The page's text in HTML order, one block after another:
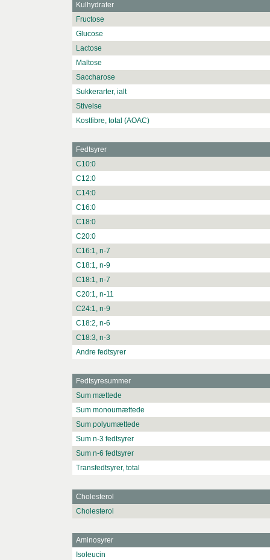
Kulhydrater
Fructose
Glucose
Lactose
Maltose
Saccharose
Sukkerarter, ialt
Stivelse
Kostfibre, total (AOAC)
Fedtsyrer
C10:0
C12:0
C14:0
C16:0
C18:0
C20:0
C16:1, n-7
C18:1, n-9
C18:1, n-7
C20:1, n-11
C24:1, n-9
C18:2, n-6
C18:3, n-3
Andre fedtsyrer
Fedtsyresummer
Sum mættede
Sum monoumættede
Sum polyumættede
Sum n-3 fedtsyrer
Sum n-6 fedtsyrer
Transfedtsyrer, total
Cholesterol
Cholesterol
Aminosyrer
Isoleucin